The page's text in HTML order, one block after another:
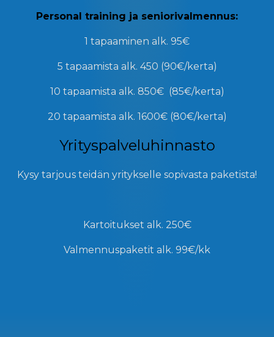
Personal training ja seniorivalmennus:
1 tapaaminen alk. 95€
5 tapaamista alk. 450 (90€/kerta)
10 tapaamista alk. 850€ (85€/kerta)
20 tapaamista alk. 1600€ (80€/kerta)
Yrityspalveluhinnasto
Kysy tarjous teidän yritykselle sopivasta paketista!
Kartoitukset alk. 250€
Valmennuspaketit alk. 99€/kk